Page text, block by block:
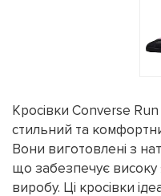
Кросівки Converse
стильний та
Вони виготовлені з
що забезпечує високу
виробу. Ці кросівки